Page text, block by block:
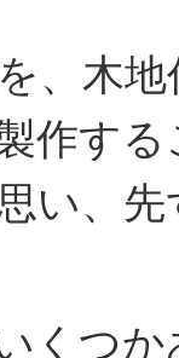
、木
作す
い、
くつ